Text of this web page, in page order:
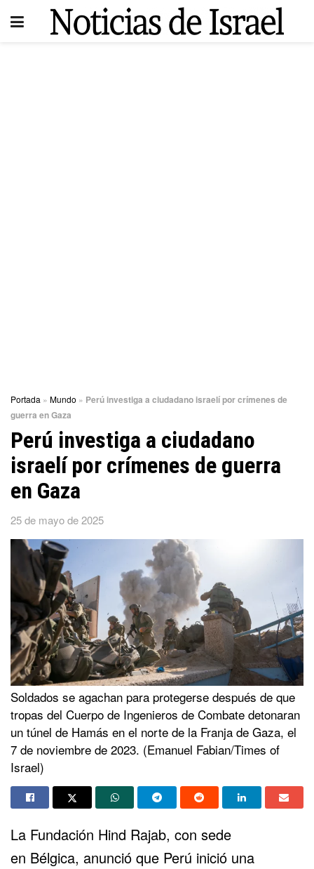
Portada » Mundo » Perú investiga a ciudadano israelí por crímenes de
guerra en Gaza
Perú investiga a ciudadano
israelí por crímenes de guerra
en Gaza
25 de mayo de 2025
Soldados se agachan para protegerse después de que
tropas del Cuerpo de Ingenieros de Combate detonaran
un túnel de Hamás en el norte de la Franja de Gaza, el
7 de noviembre de 2023. (Emanuel Fabian/Times of
Israel)
La Fundación Hind Rajab, con sede
en Bélgica, anunció que Perú inició una